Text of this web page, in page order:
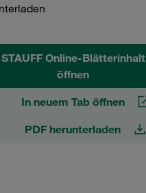
STAUFF Online-Blätterinhalt
öffnen
In neuem Tab öffnen
PDF herunterladen